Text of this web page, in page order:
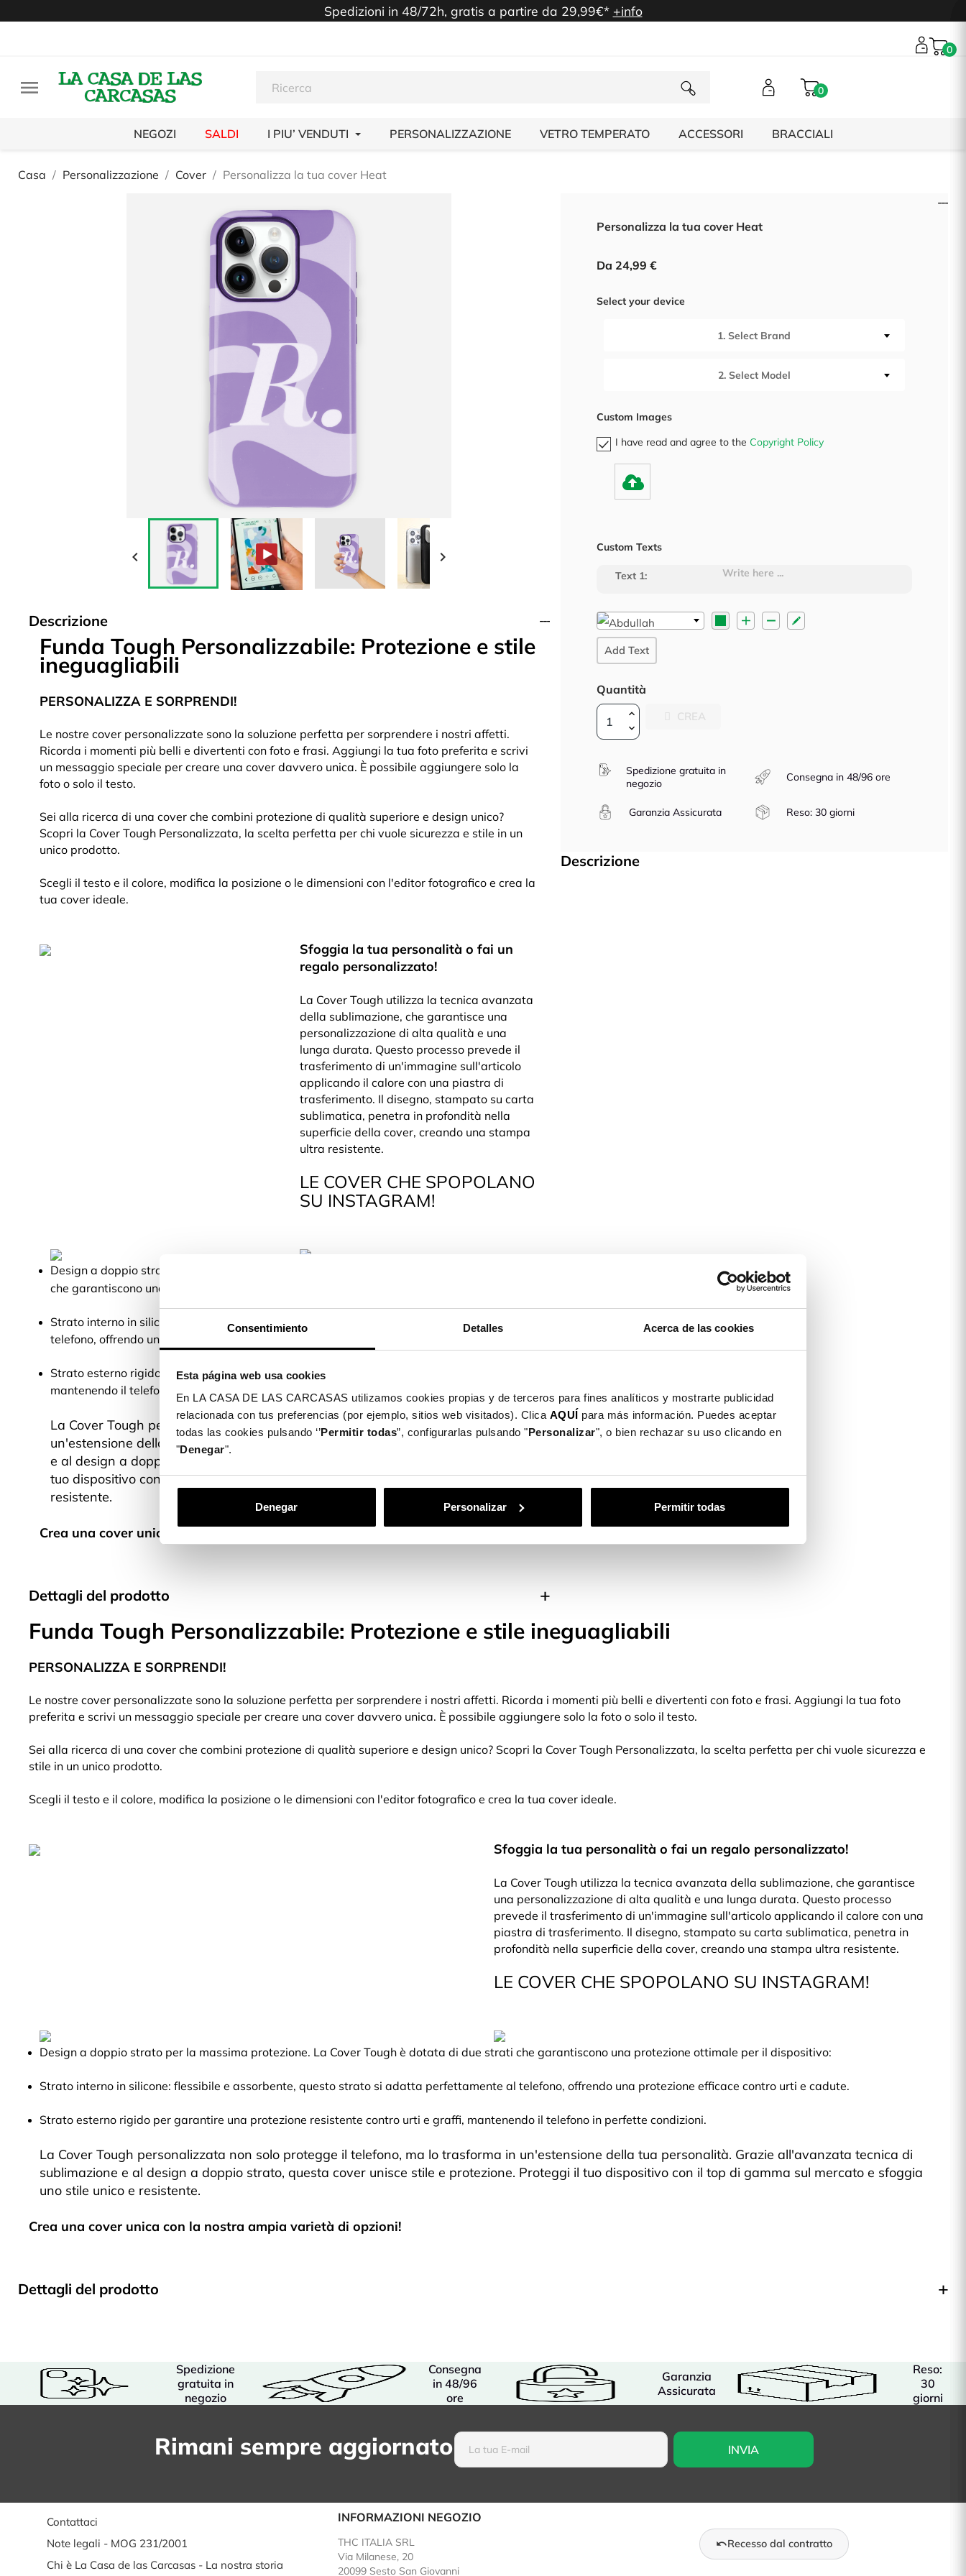
Consentimiento Detalles Acerca de las cookies
Esta página web usa cookies
En LA CASA DE LAS CARCASAS utilizamos cookies propias y de terceros para fines analíticos y mostrarte publicidad
relacionada con tus preferencias (por ejemplo, sitios web visitados). Clica AQUÍ para más información. Puedes aceptar
todas las cookies pulsando ‘’Permitir todas”, configurarlas pulsando "Personalizar", o bien rechazar su uso clicando en
"Denegar".
Denegar Personalizar Permitir todas
Spedizioni in 48/72h, gratis a partire da 29,99€* +info
0
 0
NEGOZI SALDI I PIU’ VENDUTI PERSONALIZZAZIONE VETRO TEMPERATO ACCESSORI BRACCIALI
Casa Personalizzazione Cover Personalizza la tua cover Heat
 
Descrizione
Funda Tough Personalizzabile: Protezione e stile
ineguagliabili
PERSONALIZZA E SORPRENDI!
Le nostre cover personalizzate sono la soluzione perfetta per sorprendere i nostri affetti.
Ricorda i momenti più belli e divertenti con foto e frasi. Aggiungi la tua foto preferita e scrivi
un messaggio speciale per creare una cover davvero unica. È possibile aggiungere solo la
foto o solo il testo.
Sei alla ricerca di una cover che combini protezione di qualità superiore e design unico?
Scopri la Cover Tough Personalizzata, la scelta perfetta per chi vuole sicurezza e stile in un
unico prodotto.
Scegli il testo e il colore, modifica la posizione o le dimensioni con l'editor fotografico e crea la
tua cover ideale.
Sfoggia la tua personalità o fai un
regalo personalizzato!
La Cover Tough utilizza la tecnica avanzata
della sublimazione, che garantisce una
personalizzazione di alta qualità e una
lunga durata. Questo processo prevede il
trasferimento di un'immagine sull'articolo
applicando il calore con una piastra di
trasferimento. Il disegno, stampato su carta
sublimatica, penetra in profondità nella
superficie della cover, creando una stampa
ultra resistente.
LE COVER CHE SPOPOLANO
SU INSTAGRAM!
Design a doppio strato per la massima protezione. La Cover Tough è dotata di due strati
che garantiscono una protezione ottimale per il dispositivo:
Strato interno in silicone: flessibile e assorbente, questo strato si adatta perfettamente al
telefono, offrendo una protezione efficace contro urti e cadute.
Strato esterno rigido per garantire una protezione resistente contro urti e graffi,
mantenendo il telefono in perfette condizioni.
La Cover Tough personalizzata non solo protegge il telefono, ma lo trasforma in
un'estensione della tua personalità. Grazie all'avanzata tecnica di sublimazione
e al design a doppio strato, questa cover unisce stile e protezione. Proteggi il
tuo dispositivo con il top di gamma sul mercato e sfoggia uno stile unico e
resistente.
Crea una cover unica con la nostra ampia varietà di opzioni!
Dettagli del prodotto
Personalizza la tua cover Heat
Da 24,99 €
Select your device
1. Select Brand
2. Select Model
Custom Images
I have read and agree to the Copyright Policy
Custom Texts
Text 1:
▼
Add Text
Quantità
CREA
Spedizione gratuita in
negozio
Consegna in 48/96 ore
Garanzia Assicurata Reso: 30 giorni
Descrizione
Funda Tough Personalizzabile: Protezione e stile ineguagliabili
PERSONALIZZA E SORPRENDI!
Le nostre cover personalizzate sono la soluzione perfetta per sorprendere i nostri affetti. Ricorda i momenti più belli e divertenti con foto e frasi. Aggiungi la tua foto
preferita e scrivi un messaggio speciale per creare una cover davvero unica. È possibile aggiungere solo la foto o solo il testo.
Sei alla ricerca di una cover che combini protezione di qualità superiore e design unico? Scopri la Cover Tough Personalizzata, la scelta perfetta per chi vuole sicurezza e
stile in un unico prodotto.
Scegli il testo e il colore, modifica la posizione o le dimensioni con l'editor fotografico e crea la tua cover ideale.
Sfoggia la tua personalità o fai un regalo personalizzato!
La Cover Tough utilizza la tecnica avanzata della sublimazione, che garantisce
una personalizzazione di alta qualità e una lunga durata. Questo processo
prevede il trasferimento di un'immagine sull'articolo applicando il calore con una
piastra di trasferimento. Il disegno, stampato su carta sublimatica, penetra in
profondità nella superficie della cover, creando una stampa ultra resistente.
LE COVER CHE SPOPOLANO SU INSTAGRAM!
Design a doppio strato per la massima protezione. La Cover Tough è dotata di due strati che garantiscono una protezione ottimale per il dispositivo:
Strato interno in silicone: flessibile e assorbente, questo strato si adatta perfettamente al telefono, offrendo una protezione efficace contro urti e cadute.
Strato esterno rigido per garantire una protezione resistente contro urti e graffi, mantenendo il telefono in perfette condizioni.
La Cover Tough personalizzata non solo protegge il telefono, ma lo trasforma in un'estensione della tua personalità. Grazie all'avanzata tecnica di
sublimazione e al design a doppio strato, questa cover unisce stile e protezione. Proteggi il tuo dispositivo con il top di gamma sul mercato e sfoggia
uno stile unico e resistente.
Crea una cover unica con la nostra ampia varietà di opzioni!
Dettagli del prodotto
Spedizione
gratuita in
negozio
Consegna
in 48/96
ore
Garanzia
Assicurata
Reso:
30
giorni
Rimani sempre aggiornato
Contattaci
Note legali - MOG 231/2001
Chi è La Casa de las Carcasas - La nostra storia
INFORMAZIONI NEGOZIO
THC ITALIA SRL
Via Milanese, 20
20099 Sesto San Giovanni
Recesso dal contratto